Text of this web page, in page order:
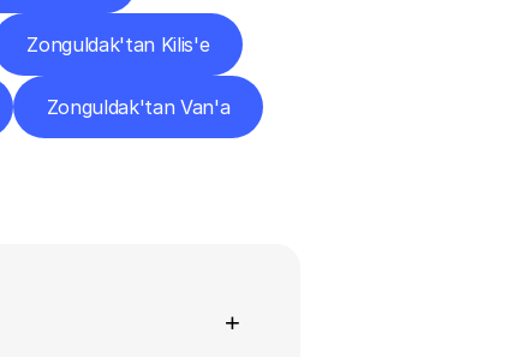
Zonguldak'tan Kilis'e
Zonguldak'tan Van'a
+